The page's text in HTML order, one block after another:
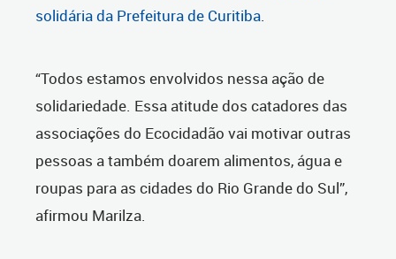
solidária da Prefeitura de Curitiba.
“Todos estamos envolvidos nessa ação de
solidariedade. Essa atitude dos catadores das
associações do Ecocidadão vai motivar outras
pessoas a também doarem alimentos, água e
roupas para as cidades do Rio Grande do Sul”,
afirmou Marilza.